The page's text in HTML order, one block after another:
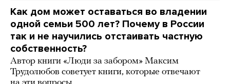
Как дом может оставаться во владении
одной семьи 500 лет? Почему в России
так и не научились отстаивать частную
собственность?
Автор книги «Люди за забором» Максим
Трудолюбов советует книги, которые отвечают